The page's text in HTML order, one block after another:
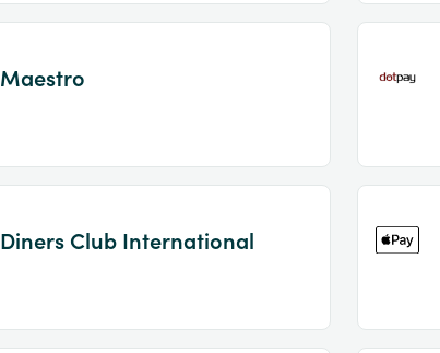
Maestro
Diners Club International